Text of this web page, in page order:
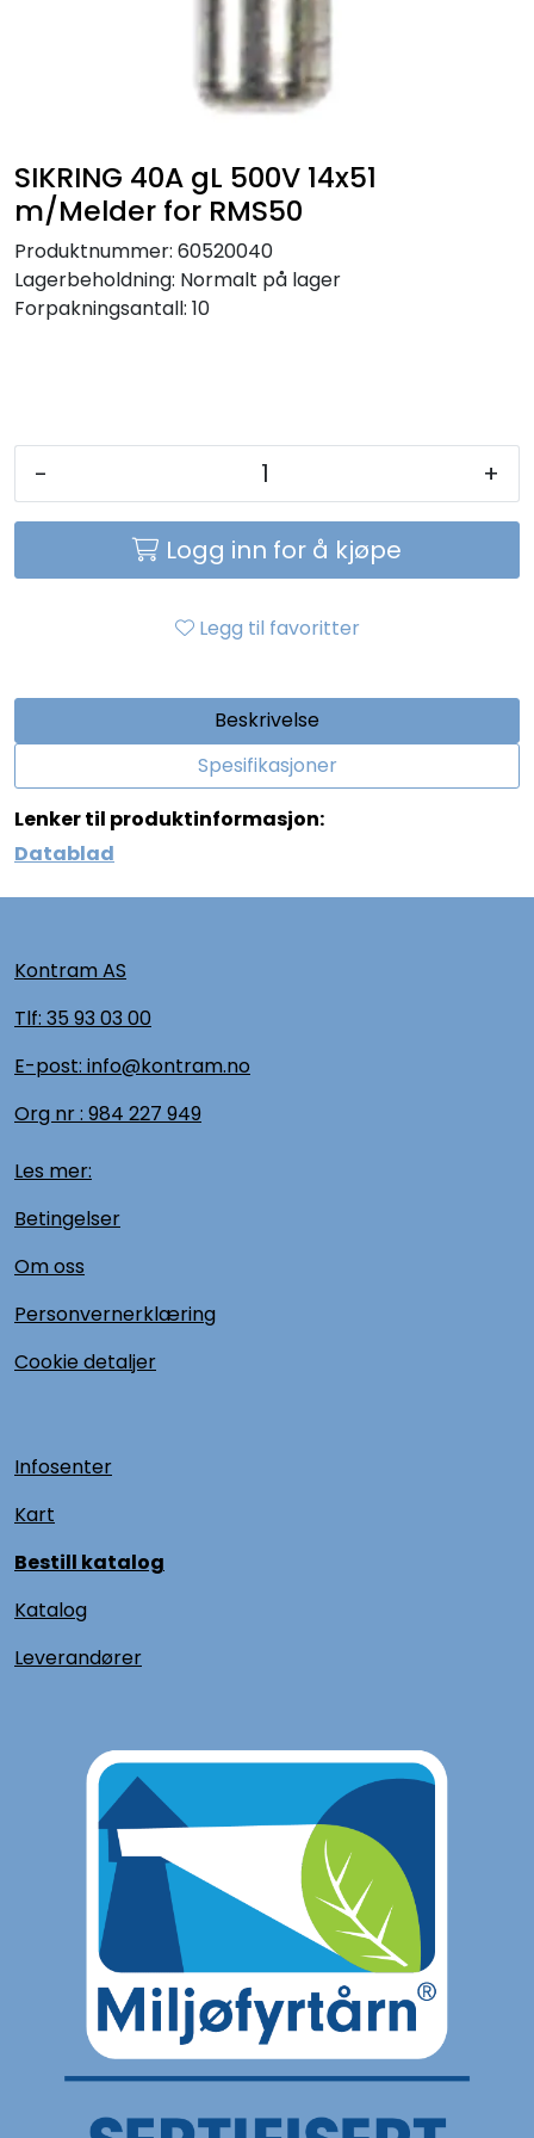
SIKRING 40A gL 500V 14x51
m/Melder for RMS50
Produktnummer: 60520040
Lagerbeholdning: Normalt på lager
Forpakningsantall: 10
- +
Logg inn for å kjøpe
Legg til favoritter
Beskrivelse
Spesifikasjoner
Lenker til produktinformasjon:
Datablad
Kontram AS
Tlf: 35 93 03 00
E-post: info@kontram.no
Org nr : 984 227 949
Les mer:
Betingelser
Om oss
Personvernerklæring
Cookie detaljer
Infosenter
Kart
Bestill katalog
Katalog
Leverandører